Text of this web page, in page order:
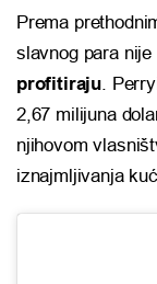
Prema
slavnog para
profitiraju.
2,67 milijuna
njihovom
iznajmljivanja